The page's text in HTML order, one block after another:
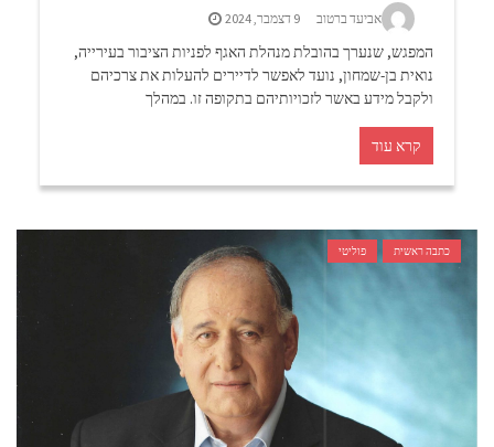
אביעד ברטוב 9 דצמבר, 2024
המפגש, שנערך בהובלת מנהלת האגף לפניות הציבור בעירייה,
נואית בן-שמחון, נועד לאפשר לדיירים להעלות את צרכיהם
ולקבל מידע באשר לזכויותיהם בתקופה זו. במהלך
קרא עוד
כתבה ראשית פוליטי